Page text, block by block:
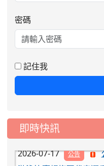
密碼
記住我
即時快訊
2026-08-06
楊梅區代表選手服裝領
2026-08-05
師甄選簡章
態編班結果公告
工車輛臨停」一案，請
游泳比賽楊梅區代表選